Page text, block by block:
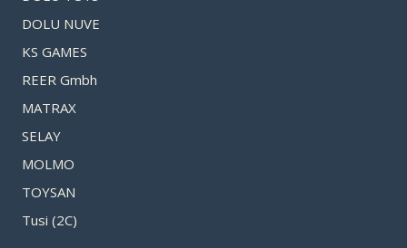
DOLU NUVE
KS GAMES
REER Gmbh
MATRAX
SELAY
MOLMO
TOYSAN
Tusi (2C)